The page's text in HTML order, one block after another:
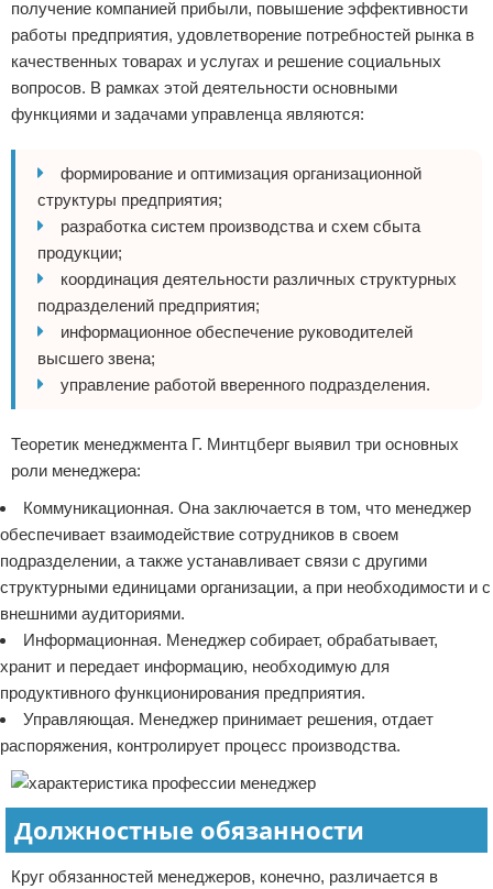
получение компанией прибыли, повышение эффективности
работы предприятия, удовлетворение потребностей рынка в
качественных товарах и услугах и решение социальных
вопросов. В рамках этой деятельности основными
функциями и задачами управленца являются:
формирование и оптимизация организационной
структуры предприятия;
разработка систем производства и схем сбыта
продукции;
координация деятельности различных структурных
подразделений предприятия;
информационное обеспечение руководителей
высшего звена;
управление работой вверенного подразделения.
Теоретик менеджмента Г. Минтцберг выявил три основных
роли менеджера:
Коммуникационная. Она заключается в том, что менеджер
обеспечивает взаимодействие сотрудников в своем
подразделении, а также устанавливает связи с другими
структурными единицами организации, а при необходимости и с
внешними аудиториями.
Информационная. Менеджер собирает, обрабатывает,
хранит и передает информацию, необходимую для
продуктивного функционирования предприятия.
Управляющая. Менеджер принимает решения, отдает
распоряжения, контролирует процесс производства.
Должностные обязанности
Круг обязанностей менеджеров, конечно, различается в